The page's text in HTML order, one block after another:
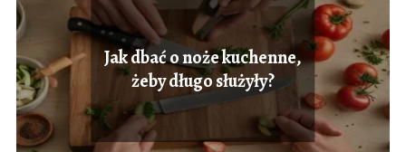
Jak dbać o noże kuchenne,
żeby długo służyły?